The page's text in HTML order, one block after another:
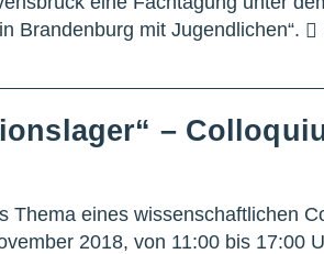
Brandenburg mit Jugendlichen“.
–
eines wissenschaftlichen
2018, von 11:00 bis 17:00